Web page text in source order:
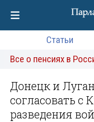
Статьи
Все о пенсиях в
Донецк и
согласовать с
разведения